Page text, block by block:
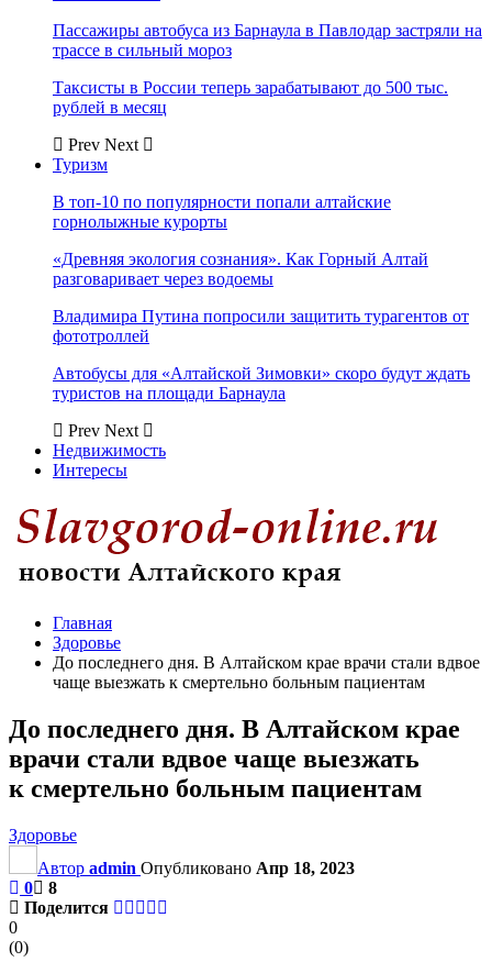
Пассажиры автобуса из Барнаула в Павлодар застряли на
трассе в сильный мороз
Таксисты в России теперь зарабатывают до 500 тыс.
рублей в месяц
Prev Next
Туризм
В топ-10 по популярности попали алтайские
горнолыжные курорты
«Древняя экология сознания». Как Горный Алтай
разговаривает через водоемы
Владимира Путина попросили защитить турагентов от
фототроллей
Автобусы для «Алтайской Зимовки» скоро будут ждать
туристов на площади Барнаула
Prev Next
Недвижимость
Интересы
Главная
Здоровье
До последнего дня. В Алтайском крае врачи стали вдвое
чаще выезжать к смертельно больным пациентам
До последнего дня. В Алтайском крае
врачи стали вдвое чаще выезжать
к смертельно больным пациентам
Здоровье
Автор admin Опубликовано Апр 18, 2023
0
8
Поделится
0
(0)